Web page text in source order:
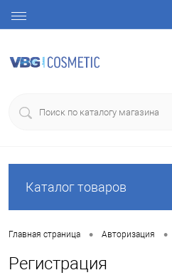
Каталог товаров
Главная страница • Авторизация •
Регистрация